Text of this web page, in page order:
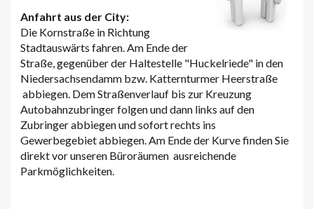
Anfahrt aus der City:
Die Kornstraße in Richtung
Stadtauswärts fahren. Am Ende der
Straße, gegenüber der Haltestelle "Huckelriede" in den
Niedersachsendamm bzw. Katternturmer Heerstraße
abbiegen. Dem Straßenverlauf bis zur Kreuzung
Autobahnzubringer folgen und dann links auf den
Zubringer abbiegen und sofort rechts ins
Gewerbegebiet abbiegen. Am Ende der Kurve finden Sie
direkt vor unseren Büroräumen ausreichende
Parkmöglichkeiten.